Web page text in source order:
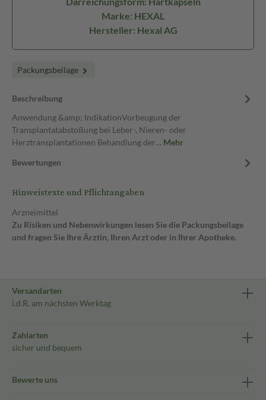
Marke: HEXAL
Hersteller: Hexal AG
Packungsbeilage
Beschreibung
Anwendung &amp; IndikationVorbeugung der
Transplantatabstoßung bei Leber-, Nieren- oder
Herztransplantationen Behandlung der… Mehr
Bewertungen
Hinweistexte und Pflichtangaben
Arzneimittel
Zu Risiken und Nebenwirkungen lesen Sie die Packungsbeilage
und fragen Sie Ihre Ärztin, Ihren Arzt oder in Ihrer Apotheke.
Versandarten
i.d.R. am nächsten Werktag
Zahlarten
sicher und bequem
Bewerte uns